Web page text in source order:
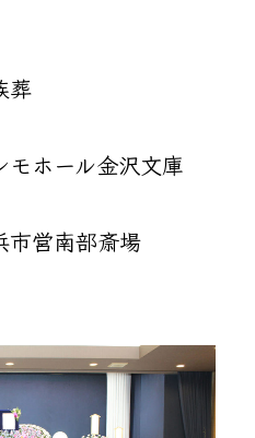
葬
モホール金沢文庫
市営南部斎場